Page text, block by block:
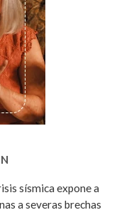
sísmica expone a
a severas brechas